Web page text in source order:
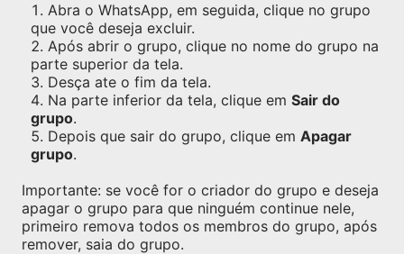
Abra o WhatsApp, em seguida, clique no grupo
que você deseja excluir.
Após abrir o grupo, clique no nome do grupo na
parte superior da tela.
Desça ate o fim da tela.
Na parte inferior da tela, clique em Sair do
grupo.
Depois que sair do grupo, clique em Apagar
grupo.
Importante: se você for o criador do grupo e deseja
apagar o grupo para que ninguém continue nele,
primeiro remova todos os membros do grupo, após
remover, saia do grupo.